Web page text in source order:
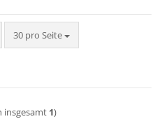
30 pro Seite
pro Seite
insgesamt 1)